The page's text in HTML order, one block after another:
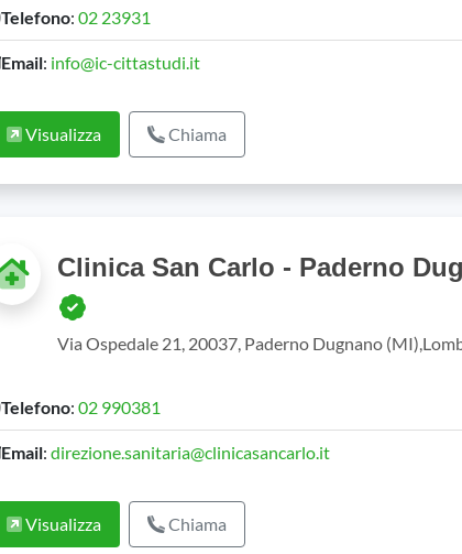
Telefono: 02 23931
Email: info@ic-cittastudi.it
Visualizza Chiama
Clinica San Carlo - Paderno
Via Ospedale 21, 20037, Paderno Dugnano
Telefono: 02 990381
Email: direzione.sanitaria@clinicasancarlo.it
Visualizza Chiama